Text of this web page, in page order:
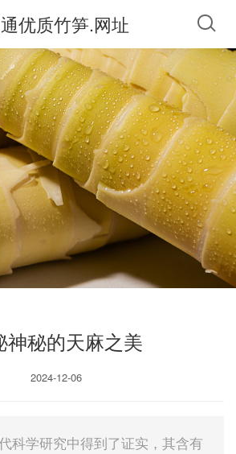
优质竹笋.网址
神秘的天麻之美
2024-12-06
科学研究中得到了证实，其含有